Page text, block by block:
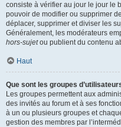
consiste à vérifier au jour le jour le
pouvoir de modifier ou supprimer
déplacer, supprimer et diviser les
Généralement, les modérateurs
hors-sujetou publient du contenu
Haut
Que sont les groupes
Les groupes permettent aux
des invités au forum et à ses
à un ou plusieurs groupes et
gestion des membres par